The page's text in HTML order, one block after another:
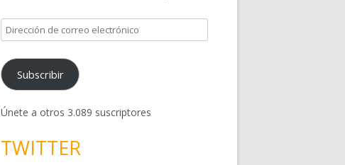
D
i
e
c
ó
Subscribir
Únete a otros 3.089 suscriptores
TWITTER